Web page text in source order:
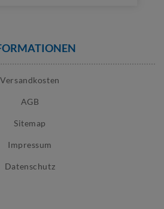
Versandkosten
AGB
Sitemap
Impressum
Datenschutz